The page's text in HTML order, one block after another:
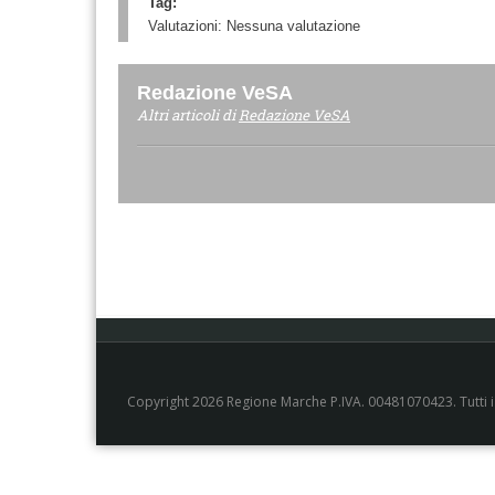
Valutazioni: Nessuna valutazione
Redazione VeSA
Altri articoli diRedazione VeSA
Copyright 2026 Regione Marche P.IVA. 00481070423.